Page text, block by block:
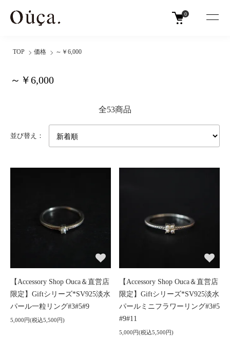
0
TOP 価格 ～￥6,000
～￥6,000
全53商品
並び替え：
【Accessory Shop Ouca＆直営店
限定】Giftシリーズ*SV925淡水
パール一粒リング#3#5#9
5,000円(税込5,500円)
【Accessory Shop Ouca＆直営店
限定】Giftシリーズ*SV925淡水
パールミニフラワーリング#3#5
#9#11
5,000円(税込5,500円)